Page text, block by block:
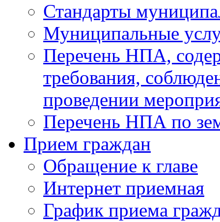
Стандарты
Муниципальные
Перечень НПА,
требования,
проведении
Перечень НПА по
Прием граждан
Обращение к главе
Интернет приемная
График приема